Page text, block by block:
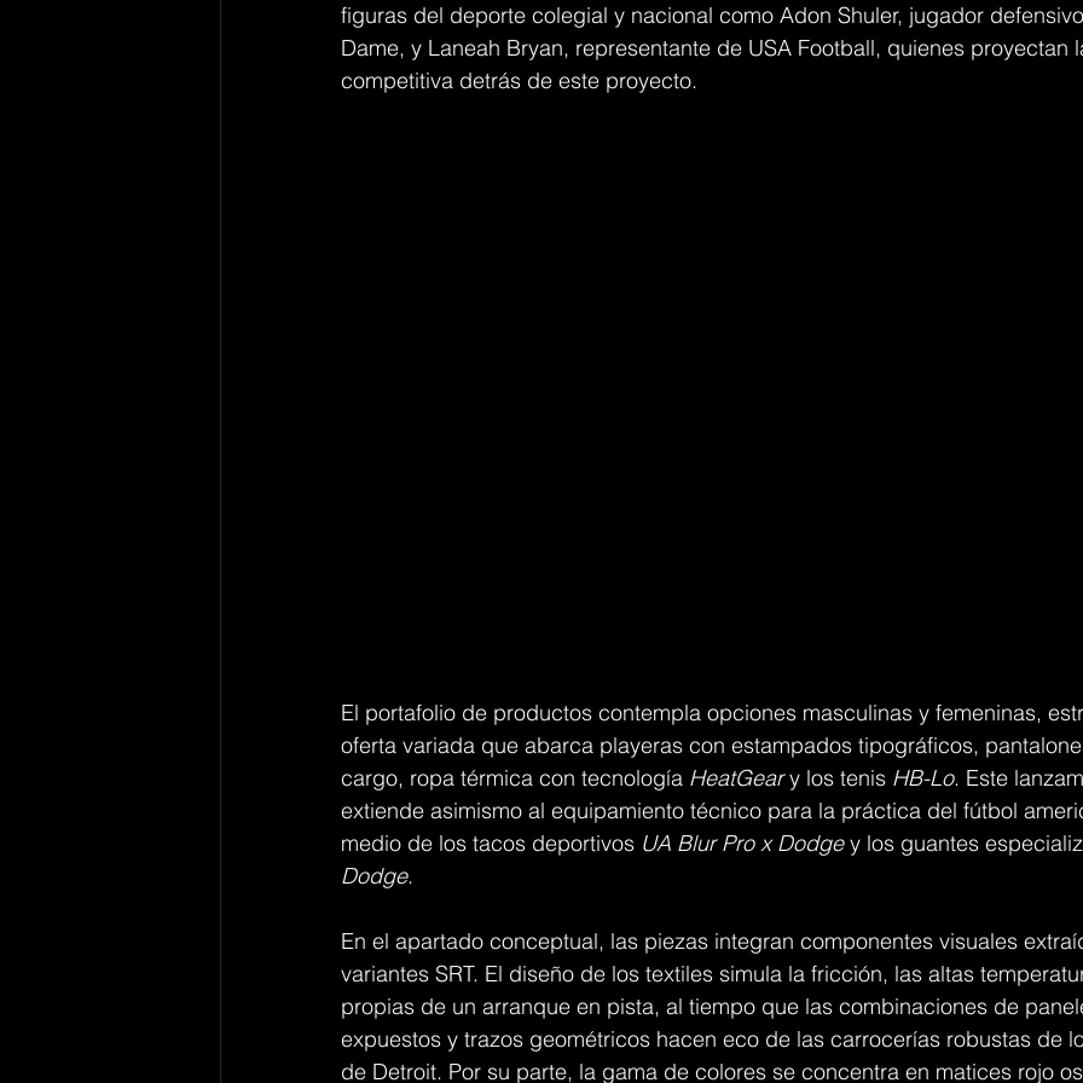
figuras del deporte colegial y nacional como Adon Shuler, jugador
Dame, y Laneah Bryan, representante de USA Football, quienes proyectan
competitiva detrás de este proyecto.
El portafolio de productos contempla opciones masculinas y femeninas,
oferta variada que abarca playeras con estampados tipográficos,
cargo, ropa térmica con tecnología HeatGear y los tenis HB-Lo. Este
extiende asimismo al equipamiento técnico para la práctica del fútbol
medio de los tacos deportivos UA Blur Pro x Dodge y los guantes
Dodge.
En el apartado conceptual, las piezas integran componentes visuales
variantes SRT. El diseño de los textiles simula la fricción, las altas
propias de un arranque en pista, al tiempo que las combinaciones de
expuestos y trazos geométricos hacen eco de las carrocerías robustas de
de Detroit. Por su parte, la gama de colores se concentra en matices rojo